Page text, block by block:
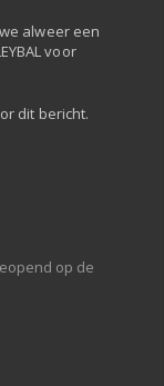
we alweer een
voor
dit bericht.
op de